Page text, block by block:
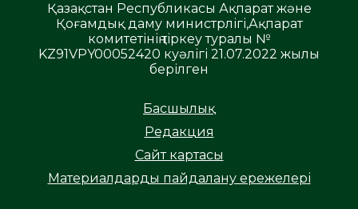
Қазақстан Республикасы Ақпарат және
Қоғамдық даму министрлігі,Ақпарат
комитетінің тіркеу туралы №
KZ91VPY00052420 куәлігі 21.07.2022 жылы
берілген
Басшылық
Редакция
Сайт картасы
Материалдарды пайдалану ережелері